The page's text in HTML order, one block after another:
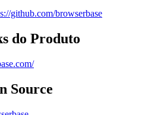
github.com/browserbase
do Produto
Source